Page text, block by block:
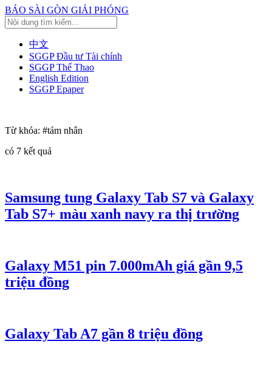
BÁO SÀI GÒN GIẢI PHÓNG
中文
SGGP Đầu tư Tài chính
SGGP Thể Thao
English Edition
SGGP Epaper
Từ khóa: #tám nhân
có 7 kết quả
Samsung tung Galaxy Tab S7 và Galaxy
Tab S7+ màu xanh navy ra thị trường
Galaxy M51 pin 7.000mAh giá gần 9,5
triệu đồng
Galaxy Tab A7 gần 8 triệu đồng